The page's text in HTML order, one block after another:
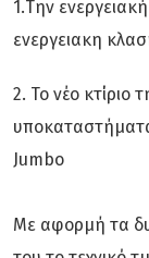
1.Την
ενεργειακη
2. Το νέο κτίριο
Jumbo
Με αφορμή τα